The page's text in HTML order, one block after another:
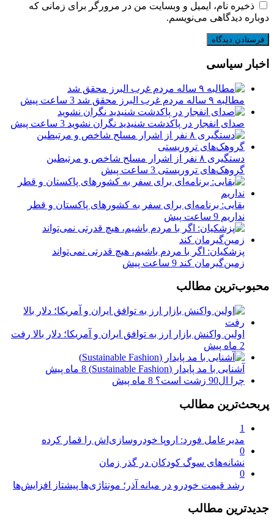
ذخیره نام، ایمیل و وبسایت من در مرورگر برای زمانی که
دوباره دیدگاهی می‌نویسم.
اخبار سیاسی
مطالبه ۹ ساله مردم غرب البرز محقق شد 3 ساعت پیش
صدای انفجار در پاکدشت شنیدید نگران نشوید 3 ساعت پیش
دستگیری ۸ نفر از اشرار مسلح شاخص و مرتبطین
گروهک‌های تروریستی 3 ساعت پیش
بقایی: برنامه‌ای برای سفر به کشورهای پاکستان و قطر
نداریم 9 ساعت پیش
پزشکیان: اگر با مردم باشیم، هیچ قدرتی نمی‌تواند
زمین‌گیرمان کند 9 ساعت پیش
محبوب‌ترین مطالب
اولین واکنش بازار ارز به توافق ایران و آمریکا؛ دلار بالا رفت
2 ماه پیش
آشنایی با مد پایدار (Sustainable Fashion)
8 ماه پیش
چرا ال90 زشت است؟
8 ماه پیش
پربحث‌ترین مطالب
1
مدیرعامل فورد: اروپا خودروسازی‌اش را قمار کرده
0
نشانه‌های سوگ کودکان در گذر زمان
0
رشد قیمت خودرو در میانه آذر؛ مونتاژی‌ها پیشتاز افزایش‌ها
جدیدترین مطالب